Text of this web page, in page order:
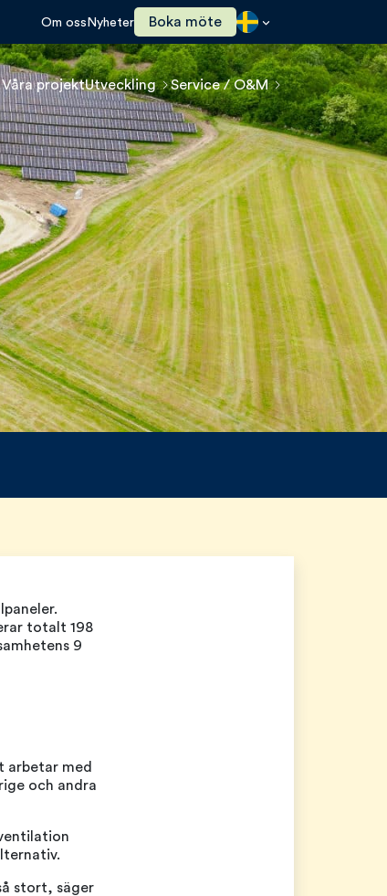
Om oss Nyheter Boka möte
Våra projektUtveckling Service / O&M
totalt 198
9
arbetar med
och andra
stort, säger